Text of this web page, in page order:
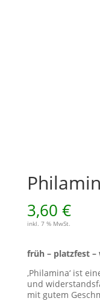
3,60 €
inkl. 7 % MwSt.
früh – platzfest
‚Philamina‘ ist
und
mit gutem